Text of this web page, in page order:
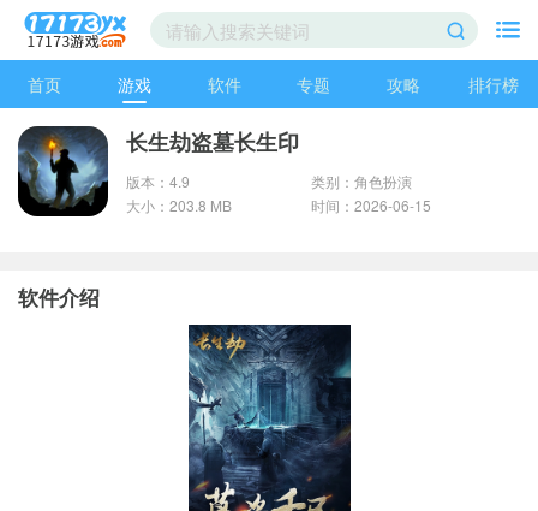
首页 游戏 软件 专题 攻略 排行榜
长生劫盗墓长生印
版本：4.9
类别：角色扮演
大小：203.8 MB
时间：2026-06-15
软件介绍